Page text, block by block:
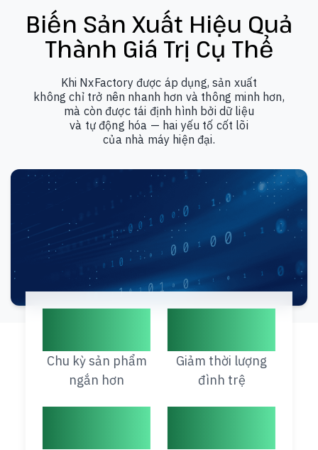
Biến Sản Xuất Hiệu Quả
Thành Giá Trị Cụ Thể
Khi NxFactory được áp dụng, sản xuất
không chỉ trở nên nhanh hơn và thông minh hơn,
mà còn được tái định hình bởi dữ liệu
và tự động hóa — hai yếu tố cốt lõi
của nhà máy hiện đại.
Chu kỳ sản phẩm
ngắn hơn
Giảm thời lượng
đình trệ